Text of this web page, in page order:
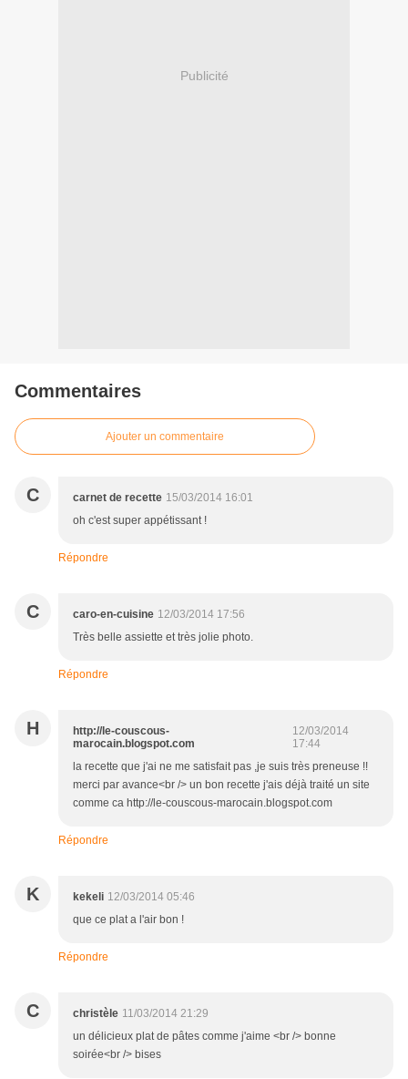
Publicité
Commentaires
Ajouter un commentaire
C carnet de recette 15/03/2014 16:01
oh c'est super appétissant !
Répondre
C caro-en-cuisine 12/03/2014 17:56
Très belle assiette et très jolie photo.
Répondre
H
http://le-couscous-
marocain.blogspot.com
12/03/2014
17:44
la recette que j'ai ne me satisfait pas ,je suis très preneuse !!
merci par avance<br /> un bon recette j'ais déjà traité un site
comme ca http://le-couscous-marocain.blogspot.com
Répondre
K kekeli 12/03/2014 05:46
que ce plat a l'air bon !
Répondre
C christèle 11/03/2014 21:29
un délicieux plat de pâtes comme j'aime <br /> bonne
soirée<br /> bises